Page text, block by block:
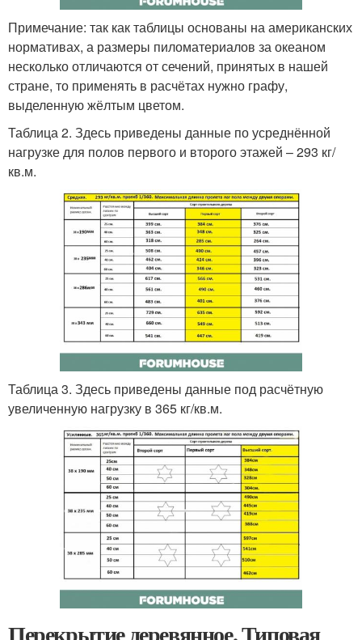
Примечание: так как таблицы основаны на американских
нормативах, а размеры пиломатериалов за океаном
несколько отличаются от сечений, принятых в нашей
стране, то применять в расчётах нужно графу,
выделенную жёлтым цветом.
Таблица 2. Здесь приведены данные по усреднённой
нагрузке для полов первого и второго этажей – 293 кг/
кв.м.
Таблица 3. Здесь приведены данные под расчётную
увеличенную нагрузку в 365 кг/кв.м.